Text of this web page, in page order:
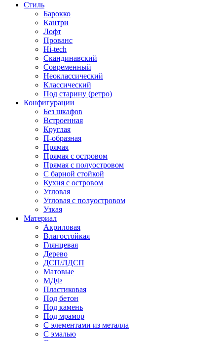
Стиль
Барокко
Кантри
Лофт
Прованс
Hi-tech
Скандинавский
Современный
Неоклассический
Классический
Под старину (ретро)
Конфигурации
Без шкафов
Встроенная
Круглая
П-образная
Прямая
Прямая с островом
Прямая с полуостровом
С барной стойкой
Кухня с островом
Угловая
Угловая с полуостровом
Узкая
Материал
Акриловая
Влагостойкая
Глянцевая
Дерево
ДСП/ЛДСП
Матовые
МДФ
Пластиковая
Под бетон
Под камень
Под мрамор
С элементами из металла
С эмалью